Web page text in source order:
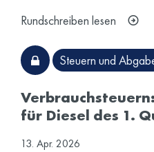
Rundschreiben lesen
Steuern und
für Diesel des 1.
13. Apr. 2026